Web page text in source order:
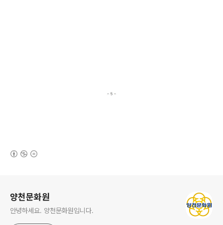
양천문화원
안녕하세요. 양천문화원입니다.